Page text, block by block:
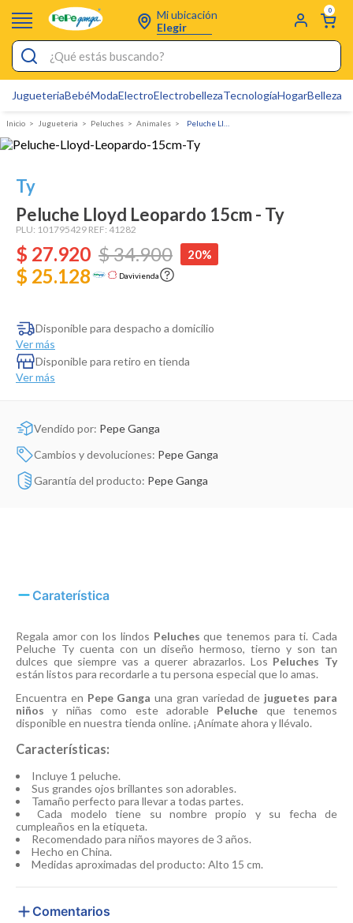
Mi ubicación
Elegir
0
¿Qué estás buscando?
JugueteriaBebéModaElectroElectrobellezaTecnologíaHogarBelleza
Jugueteria Peluches animales
Ty
Peluche Lloyd Leopardo 15cm - Ty
PLU: 101795429 REF: 41282
$ 27.920 $34.900 20%
$ 25.128 Davivienda
Disponible para despacho a domicilio
Ver más
Disponible para retiro en tienda
Ver más
Vendido por: Pepe Ganga
Cambios y devoluciones: Pepe Ganga
Garantía del producto: Pepe Ganga
Caraterística
Regala amor con los lindos Peluches que tenemos para ti. Cada
Peluche Ty cuenta con un diseño hermoso, tierno y son tan
dulces que siempre vas a querer abrazarlos. Los Peluches Ty
están listos para recordarle a tu persona especial que lo amas.
Encuentra en Pepe Ganga una gran variedad de juguetes para
niños y niñas como este adorable Peluche que tenemos
disponible en nuestra tienda online. ¡Anímate ahora y llévalo.
Características:
Incluye 1 peluche.
Sus grandes ojos brillantes son adorables.
Tamaño perfecto para llevar a todas partes.
Cada modelo tiene su nombre propio y su fecha de
cumpleaños en la etiqueta.
Recomendado para niños mayores de 3 años.
Hecho en China.
Medidas aproximadas del producto: Alto 15 cm.
Comentarios
Pijamas
Figuras Toy Story
Carters
Silla Mecedora Bebé
Bebes
Cuna Colecho
Dinosaurio Juguete